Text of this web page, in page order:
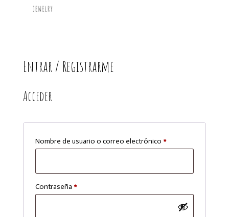
Entrar / Registrarme
Acceder
Nombre de usuario o correo electrónico *Obligatorio
Contraseña *Obligatorio